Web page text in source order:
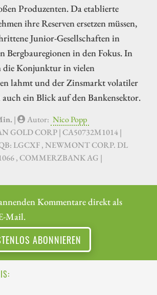
Produzenten. Da etablierte
ihre Reserven ersetzen müssen,
Junior-Gesellschaften in
Bergbauregionen in den Fokus. In
die Konjunktur in vielen
lahmt und der Zinsmarkt volatiler
ein Blick auf den Bankensektor.
| Autor: Nico Popp
GOLD CORP | CA50732M1014 |
LGCXF , NEWMONT CORP. DL
, COMMERZBANK AG |
Kommentare direkt als
Mail.
ABONNIEREN